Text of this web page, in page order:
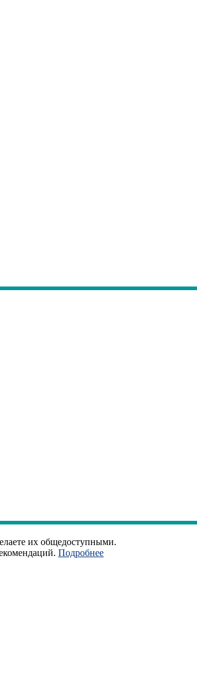
их общедоступными.
Подробнее